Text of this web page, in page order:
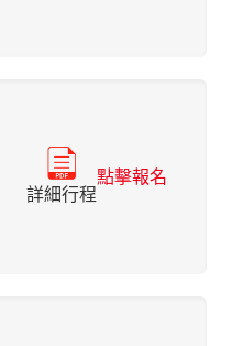
詳細行程
點擊報名